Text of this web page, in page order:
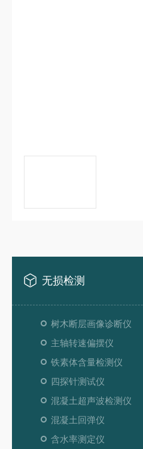
无损检测
树木断层画像诊断仪
主轴转速偏摆仪
铁素体含量检测仪
四探针测试仪
混凝土超声波检测仪
混凝土回弹仪
含水率测定仪